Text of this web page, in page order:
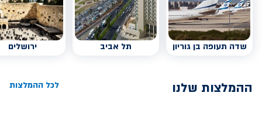
שדה תעופה בן גוריון תל אביב ירושלים
ההמלצות שלנו לכל ההמלצות